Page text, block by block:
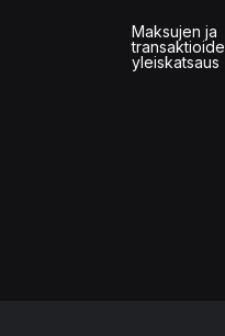
Maksujen ja
yleiskatsaus